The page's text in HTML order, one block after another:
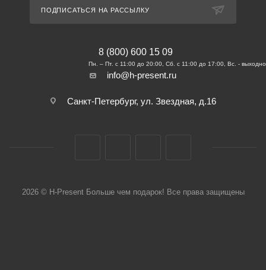
ПОДПИСАТЬСЯ НА РАССЫЛКУ
8 (800) 600 15 09
info@h-present.ru
Санкт-Петербург, ул. Звездная, д.16
2026 © H-Present Больше чем подарок! Все права защищены